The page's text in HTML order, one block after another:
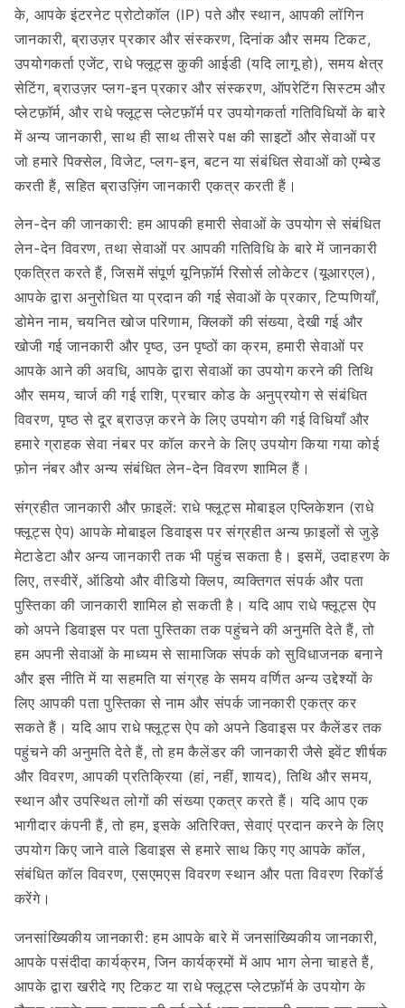
के, आपके इंटरनेट प्रोटोकॉल (IP) पते और स्थान, आपकी लॉगिन
जानकारी, ब्राउज़र प्रकार और संस्करण, दिनांक और समय टिकट,
उपयोगकर्ता एजेंट, राधे फ्लूट्स कुकी आईडी (यदि लागू हो), समय क्षेत्र
सेटिंग, ब्राउज़र प्लग-इन प्रकार और संस्करण, ऑपरेटिंग सिस्टम और
प्लेटफ़ॉर्म, और राधे फ्लूट्स प्लेटफ़ॉर्म पर उपयोगकर्ता गतिविधियों के बारे
में अन्य जानकारी, साथ ही साथ तीसरे पक्ष की साइटों और सेवाओं पर
जो हमारे पिक्सेल, विजेट, प्लग-इन, बटन या संबंधित सेवाओं को एम्बेड
करती हैं, सहित ब्राउज़िंग जानकारी एकत्र करती हैं।
लेन-देन की जानकारी: हम आपकी हमारी सेवाओं के उपयोग से संबंधित
लेन-देन विवरण, तथा सेवाओं पर आपकी गतिविधि के बारे में जानकारी
एकत्रित करते हैं, जिसमें संपूर्ण यूनिफ़ॉर्म रिसोर्स लोकेटर (यूआरएल),
आपके द्वारा अनुरोधित या प्रदान की गई सेवाओं के प्रकार, टिप्पणियाँ,
डोमेन नाम, चयनित खोज परिणाम, क्लिकों की संख्या, देखी गई और
खोजी गई जानकारी और पृष्ठ, उन पृष्ठों का क्रम, हमारी सेवाओं पर
आपके आने की अवधि, आपके द्वारा सेवाओं का उपयोग करने की तिथि
और समय, चार्ज की गई राशि, प्रचार कोड के अनुप्रयोग से संबंधित
विवरण, पृष्ठ से दूर ब्राउज़ करने के लिए उपयोग की गई विधियाँ और
हमारे ग्राहक सेवा नंबर पर कॉल करने के लिए उपयोग किया गया कोई
फ़ोन नंबर और अन्य संबंधित लेन-देन विवरण शामिल हैं।
संग्रहीत जानकारी और फ़ाइलें: राधे फ्लूट्स मोबाइल एप्लिकेशन (राधे
फ्लूट्स ऐप) आपके मोबाइल डिवाइस पर संग्रहीत अन्य फ़ाइलों से जुड़े
मेटाडेटा और अन्य जानकारी तक भी पहुंच सकता है। इसमें, उदाहरण के
लिए, तस्वीरें, ऑडियो और वीडियो क्लिप, व्यक्तिगत संपर्क और पता
पुस्तिका की जानकारी शामिल हो सकती है। यदि आप राधे फ्लूट्स ऐप
को अपने डिवाइस पर पता पुस्तिका तक पहुंचने की अनुमति देते हैं, तो
हम अपनी सेवाओं के माध्यम से सामाजिक संपर्क को सुविधाजनक बनाने
और इस नीति में या सहमति या संग्रह के समय वर्णित अन्य उद्देश्यों के
लिए आपकी पता पुस्तिका से नाम और संपर्क जानकारी एकत्र कर
सकते हैं। यदि आप राधे फ्लूट्स ऐप को अपने डिवाइस पर कैलेंडर तक
पहुंचने की अनुमति देते हैं, तो हम कैलेंडर की जानकारी जैसे इवेंट शीर्षक
और विवरण, आपकी प्रतिक्रिया (हां, नहीं, शायद), तिथि और समय,
स्थान और उपस्थित लोगों की संख्या एकत्र करते हैं। यदि आप एक
भागीदार कंपनी हैं, तो हम, इसके अतिरिक्त, सेवाएं प्रदान करने के लिए
उपयोग किए जाने वाले डिवाइस से हमारे साथ किए गए आपके कॉल,
संबंधित कॉल विवरण, एसएमएस विवरण स्थान और पता विवरण रिकॉर्ड
करेंगे।
जनसांख्यिकीय जानकारी: हम आपके बारे में जनसांख्यिकीय जानकारी,
आपके पसंदीदा कार्यक्रम, जिन कार्यक्रमों में आप भाग लेना चाहते हैं,
आपके द्वारा खरीदे गए टिकट या राधे फ्लूट्स प्लेटफ़ॉर्म के उपयोग के